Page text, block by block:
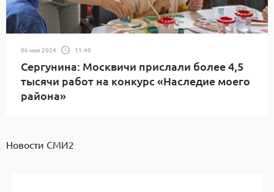
06 мая 2024 11:40
Сергунина: Москвичи прислали более 4,5
тысячи работ на конкурс «Наследие моего
района»
Новости СМИ2